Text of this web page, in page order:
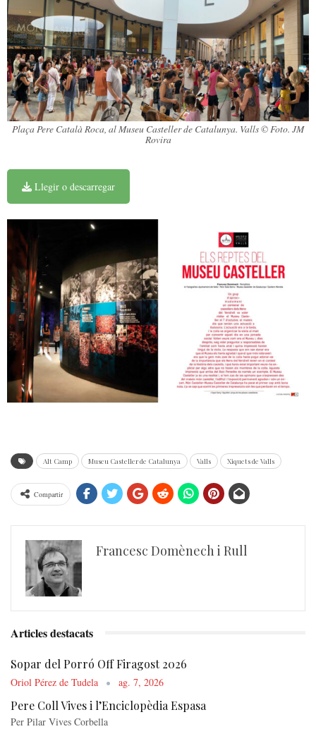
Plaça Pere Català Roca, al Museu Casteller de Catalunya. Valls © Foto. JM
Rovira
Llegir o descarregar
Alt Camp Museu Casteller de Catalunya Valls Xiquets de Valls
Compartir
Francesc Domènech i Rull
Articles destacats
Sopar del Porró Off Firagost 2026
Oriol Pérez de Tudela ag. 7, 2026
Pere Coll Vives i l’Enciclopèdia Espasa
Per Pilar Vives Corbella